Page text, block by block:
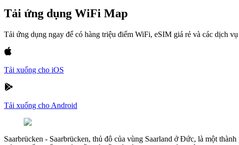
Tải ứng dụng WiFi Map
Tải ứng dụng ngay để có hàng triệu điểm WiFi, eSIM giá rẻ và các dịch
Tải xuống cho iOS
Tải xuống cho Android
Saarbrücken - Saarbrücken, thủ đô của vùng Saarland ở Đức, là một